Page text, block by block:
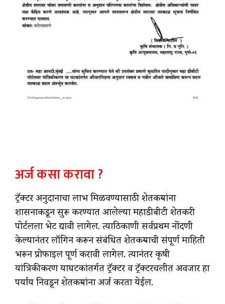
अर्ज कसा करावा ?
ट्रॅक्टर अनुदानाचा लाभ मिळवण्यासाठी शेतकऱ्यांना
शासनाकडून सुरू करण्यात आलेल्या महाडीबीटी शेतकरी
पोर्टलला भेट द्यावी लागेल. त्याठिकाणी सर्वप्रथम नोंदणी
केल्यानंतर लॉगिन करून संबंधित शेतकऱ्याची संपूर्ण माहिती
भरून प्रोफाइल पूर्ण करावी लागेल. त्यानंतर कृषी
यांत्रिकीकरण याघटकांतर्गत ट्रॅक्टर व ट्रॅक्टरचलीत अवजार हा
पर्याय निवडून शेतकऱ्यांना अर्ज करता येईल.